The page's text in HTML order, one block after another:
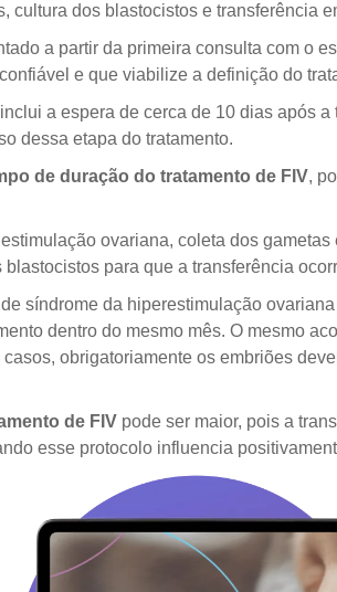
cultura dos blastocistos e transferência
a partir da primeira consulta com o
e que viabilize a definição do
a espera de cerca de 10 dias após
dessa etapa do tratamento.
de duração do tratamento de FIV,
ovariana, coleta dos
para que a transferência
síndrome da hiperestimulação
dentro do mesmo mês. O mesmo
obrigatoriamente os embriões
de FIVpode ser maior, pois a
esse protocolo influencia